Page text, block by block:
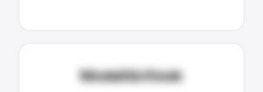
Modalità Kiosk